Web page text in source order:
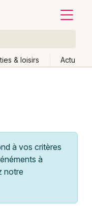
& loisirs Actu
à vos critères
à
notre